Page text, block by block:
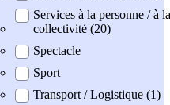
Services à la personne / à la
collectivité (20)
Spectacle
Sport
Transport / Logistique (1)